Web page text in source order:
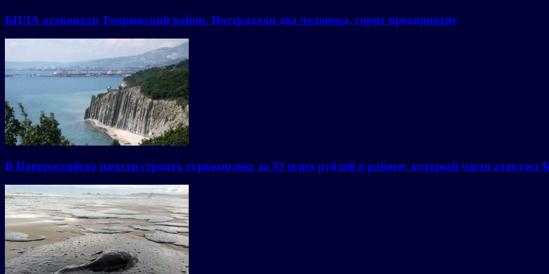
БПЛА атаковали Темрюкский район. Пострадали два человека, горит предприятие
В Новороссийске начали строить туркомплекс за 33 млрд рублей в районе, который часто